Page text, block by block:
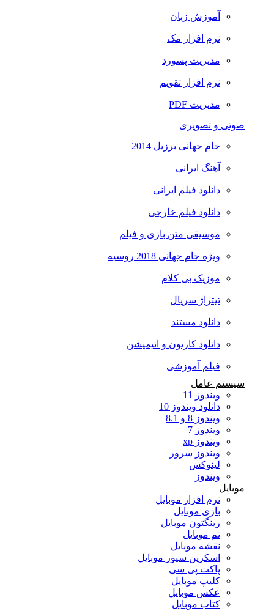
آموزش زبان
نرم افزار مک
مدیریت پسورد
نرم افزار تقویم
مدیریت PDF
صوتی و تصویری
جام جهانی برزیل 2014
آهنگ ایرانی
دانلود فیلم ایرانی
دانلود فیلم خارجی
موسیقی متن بازی و فیلم
ویژه جام جهانی 2018 روسیه
موزیک بی کلام
تیتراژ سریال
دانلود مستند
دانلود کارتون و انیمیشن
فیلم آموزشی
سیستم عامل
ویندوز 11
دانلود ویندوز 10
ویندوز 8 و 8.1
ویندوز 7
ویندوز xp
ویندوز سرور
لینوکس
ویندوز
موبایل
نرم افزار موبایل
بازی موبایل
رینگتون موبایل
تم موبایل
نقشه موبایل
اسکرین سیور موبایل
پاکت پی سی
کلیپ موبایل
عکس موبایل
کتاب موبایل